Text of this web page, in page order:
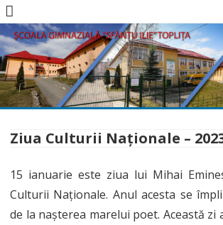
Skip
content
Ziua Culturii Naționale –
15 ianuarie este ziua lui Mihai
Culturii Naționale. Anul acesta se
de la nașterea marelui poet. Această zi